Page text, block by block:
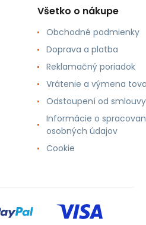
Všetko o nákupe
Obchodné podmienky
Doprava a platba
Reklamačný poriadok
Vrátenie a výmena
Odstoupení od smlouvy
Informácie o
osobných údajov
Cookie